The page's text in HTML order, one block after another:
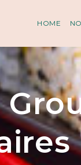
HOME